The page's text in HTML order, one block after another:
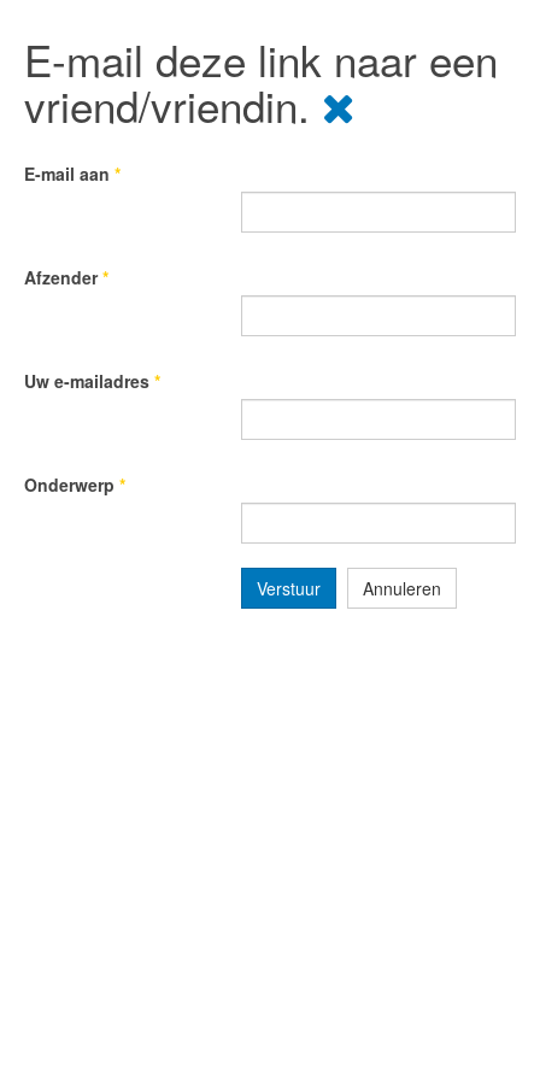
E-mail deze link naar een
vriend/vriendin.
E-mail aan *
Afzender*
Uw e-mailadres *
Onderwerp *
Verstuur Annuleren